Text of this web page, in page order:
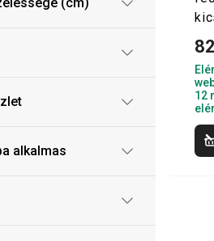
alkalmas
12